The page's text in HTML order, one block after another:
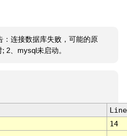
：连接数据库失败，可能的原
2、mysql未启动。
Line
14